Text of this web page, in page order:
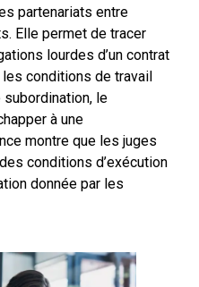
partenariats entre
Elle permet de tracer
lourdes d’un contrat
conditions de travail
le
à une
montre que les juges
conditions d’exécution
donnée par les